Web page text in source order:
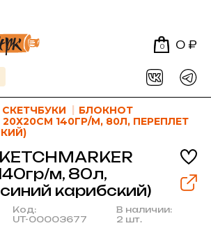
0 0 ₽
СКЕТЧБУКИ
БЛОКНОТ
20Х20СМ 140ГР/М, 80Л, ПЕРЕПЛЕТ
м, 80л,
карибский)
Код:
UT-00003677
В наличии:
2 шт.